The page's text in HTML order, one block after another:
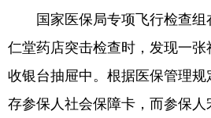
国家医保局专项飞行检查组
仁堂药店突击检查时，发现一
收银台抽屉中。根据医保管理规
存参保人社会保障卡，而参保